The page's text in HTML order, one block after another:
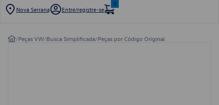
Nova Serrana Entre/registre-se
0
/Peças VW/Busca Simplificada/Peças por Código Original